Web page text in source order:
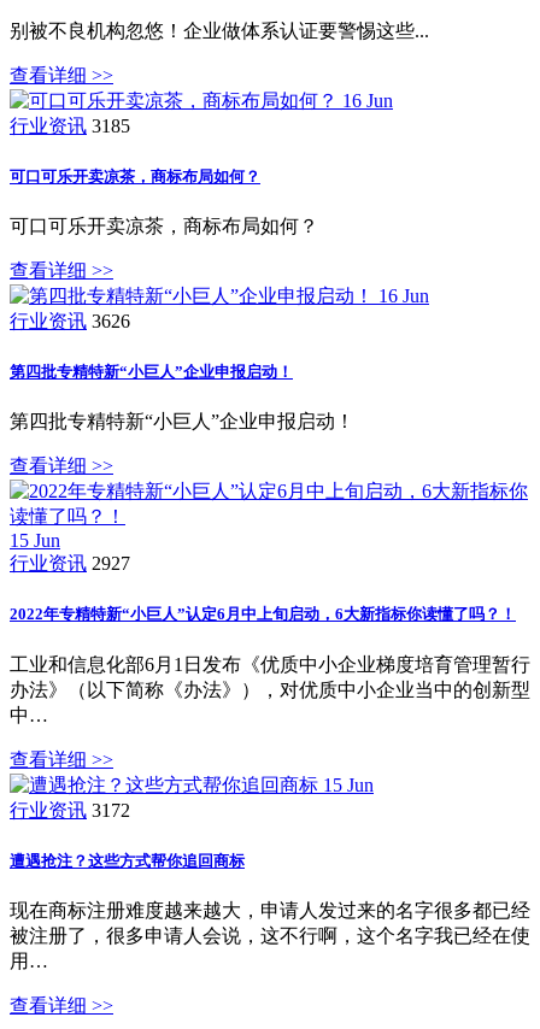
别被不良机构忽悠！企业做体系认证要警惕这些...
查看详细 >>
16 Jun
行业资讯 3185
可口可乐开卖凉茶，商标布局如何？
可口可乐开卖凉茶，商标布局如何？
查看详细 >>
16 Jun
行业资讯 3626
第四批专精特新“小巨人”企业申报启动！
第四批专精特新“小巨人”企业申报启动！
查看详细 >>
15 Jun
行业资讯 2927
2022年专精特新“小巨人”认定6月中上旬启动，6大新指标你读懂了吗？！
工业和信息化部6月1日发布《优质中小企业梯度培育管理暂行
办法》（以下简称《办法》），对优质中小企业当中的创新型
中…
查看详细 >>
15 Jun
行业资讯 3172
遭遇抢注？这些方式帮你追回商标
现在商标注册难度越来越大，申请人发过来的名字很多都已经
被注册了，很多申请人会说，这不行啊，这个名字我已经在使
用…
查看详细 >>